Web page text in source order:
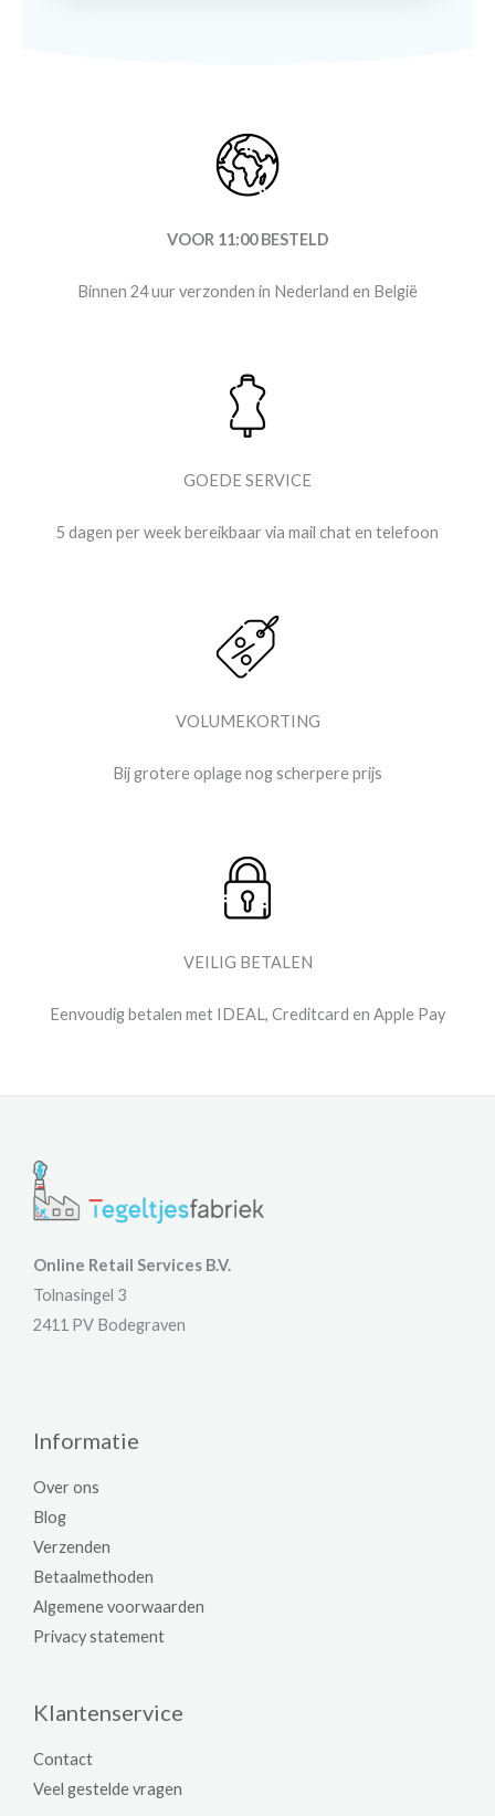
VOOR 11:00 BESTELD
Binnen 24 uur verzonden in Nederland en België
GOEDE SERVICE
5 dagen per week bereikbaar via mail chat en telefoon
VOLUMEKORTING
Bij grotere oplage nog scherpere prijs
VEILIG BETALEN
Eenvoudig betalen met IDEAL, Creditcard en Apple Pay
Online Retail Services B.V.
Tolnasingel 3
2411 PV Bodegraven
Informatie
Over ons
Blog
Verzenden
Betaalmethoden
Algemene voorwaarden
Privacy statement
Klantenservice
Contact
Veel gestelde vragen